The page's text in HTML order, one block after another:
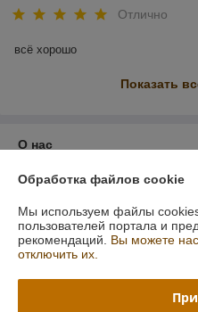
Отлично
всё хорошо
Показать
О нас
Контакты
Доставка и оплата
Обработка файлов cookie
Мы используем файлы
пользователей портала и
рекомендаций. Вы можете
отключить их.